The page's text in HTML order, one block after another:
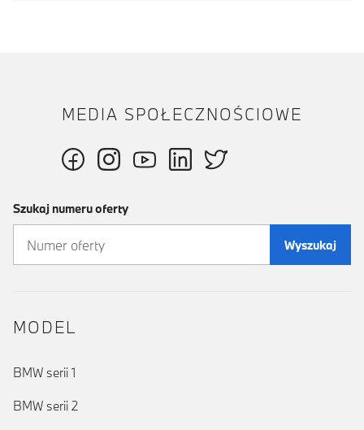
MEDIA SPOŁECZNOŚCIOWE
Szukaj numeru oferty
Wyszukaj
MODEL
BMW serii 1
BMW serii 2